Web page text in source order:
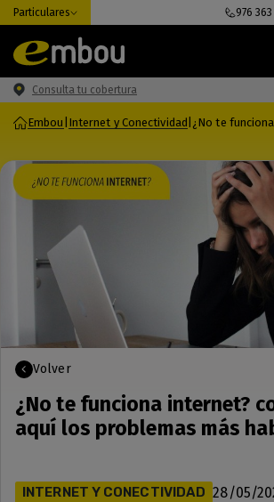
Particulares
Consulta tu cobertura
976
Embou Internet y Conectividad ¿No te
Volver
¿No te funciona internet?
aquí los problemas más
INTERNET Y CONECTIVIDAD 28/05/